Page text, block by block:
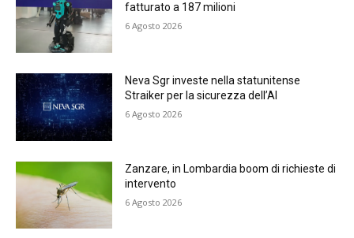
fatturato a 187 milioni
6 Agosto 2026
Neva Sgr investe nella statunitense
Straiker per la sicurezza dell’AI
6 Agosto 2026
Zanzare, in Lombardia boom di richieste di
intervento
6 Agosto 2026